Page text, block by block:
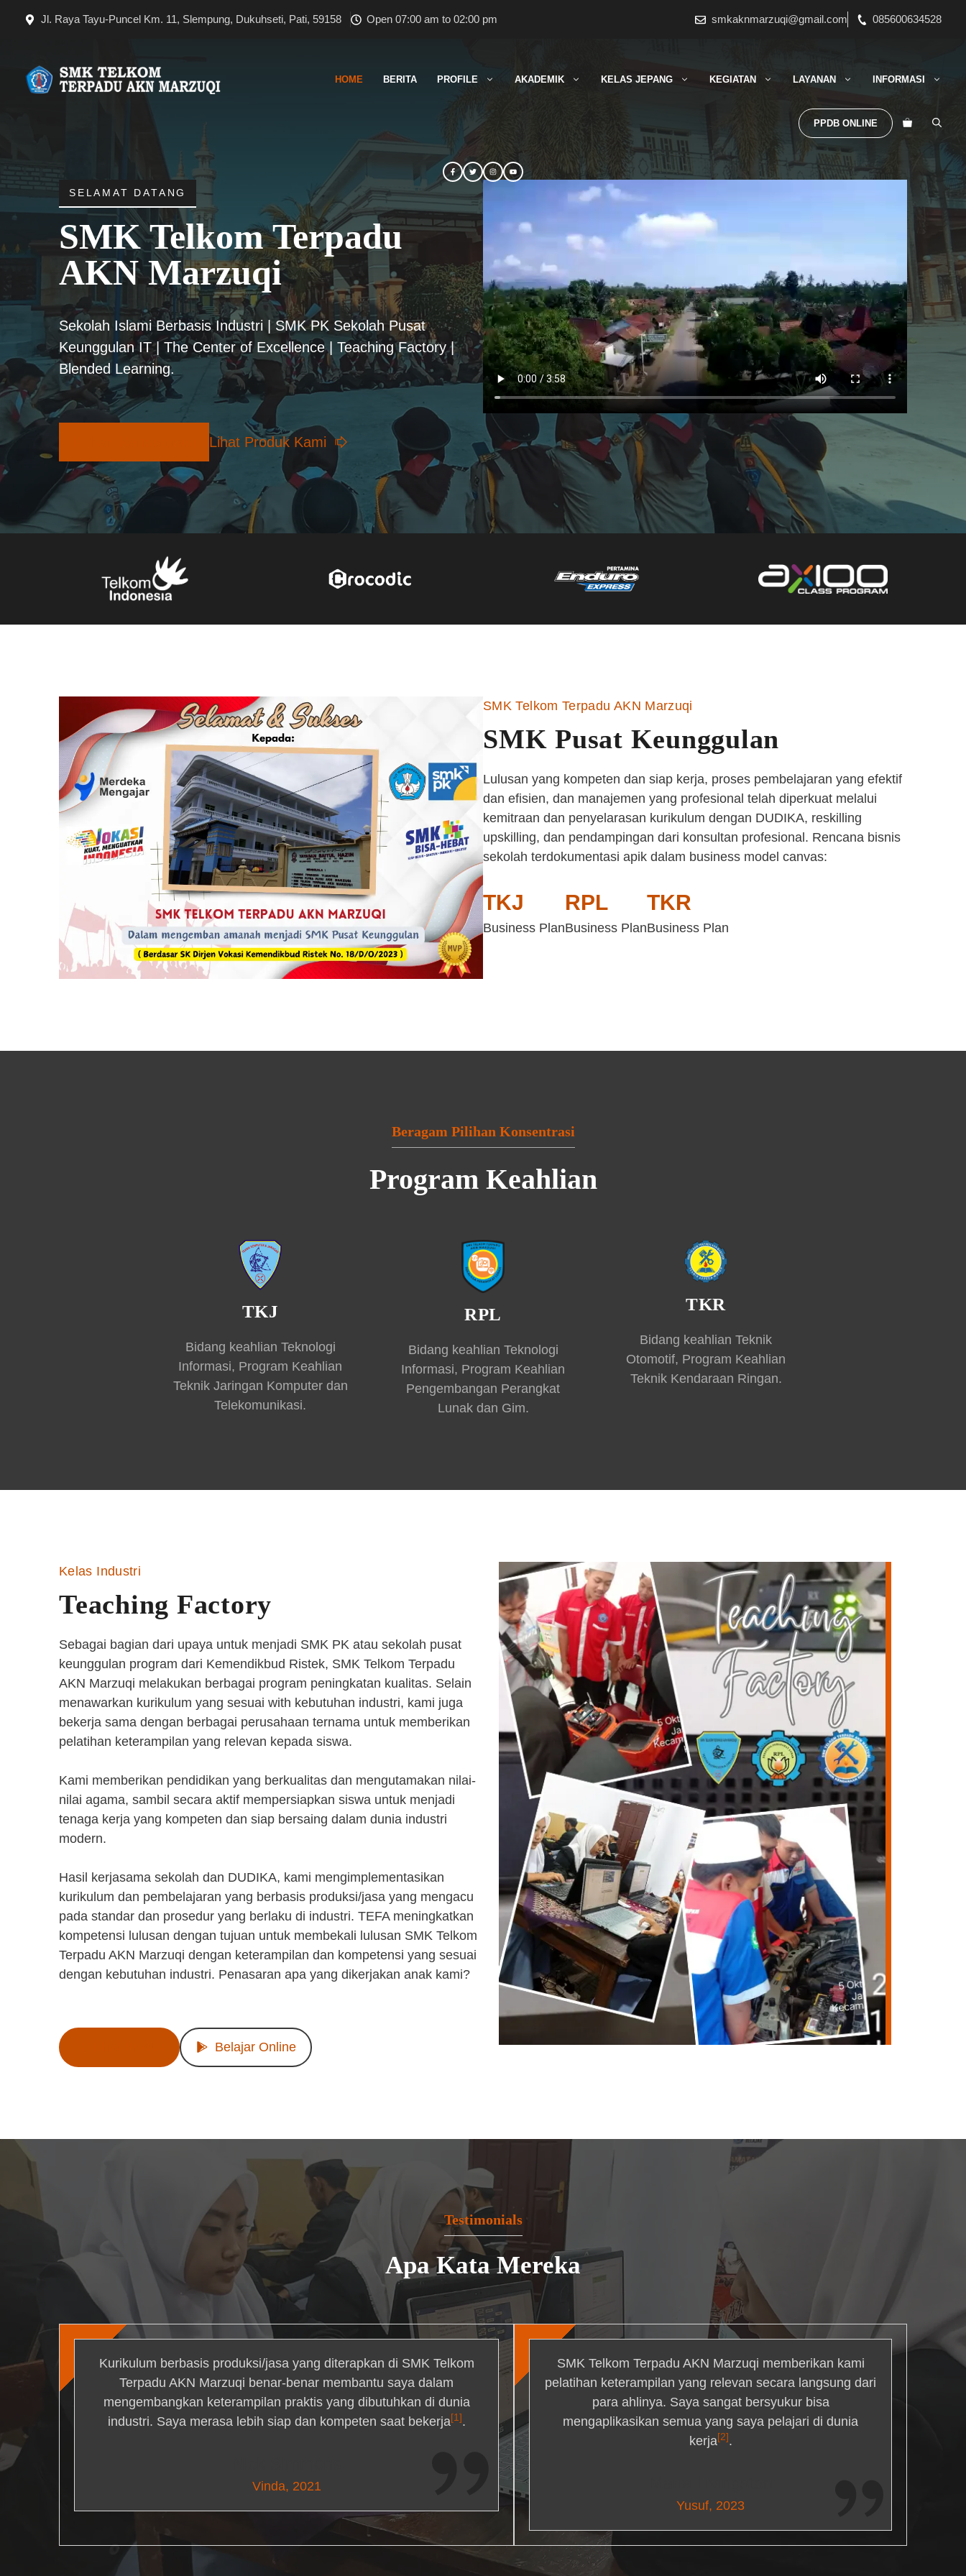
Jl. Raya Tayu-Puncel Km. 11, Slempung, Dukuhseti, Pati, 59158 Open 07:00 am to 02:00 pm smkaknmarzuqi@gmail.com 085600634528
HOME BERITA PROFILE AKADEMIK KELAS JEPANG KEGIATAN LAYANAN INFORMASI
PPDB ONLINE
SELAMAT DATANG
SMK Telkom Terpadu
AKN Marzuqi
Sekolah Islami Berbasis Industri | SMK PK Sekolah Pusat
Keunggulan IT | The Center of Excellence | Teaching Factory |
Blended Learning.
Lihat Produk Kami
SMK Telkom Terpadu AKN Marzuqi
SMK Pusat Keunggulan
Lulusan yang kompeten dan siap kerja, proses pembelajaran yang efektif
dan efisien, dan manajemen yang profesional telah diperkuat melalui
kemitraan dan penyelarasan kurikulum dengan DUDIKA, reskilling
upskilling, dan pendampingan dari konsultan profesional. Rencana bisnis
sekolah terdokumentasi apik dalam business model canvas:
TKJ
Business Plan
RPL
Business Plan
TKR
Business Plan
Beragam Pilihan Konsentrasi
Program Keahlian
TKJ
Bidang keahlian Teknologi
Informasi, Program Keahlian
Teknik Jaringan Komputer dan
Telekomunikasi.
RPL
Bidang keahlian Teknologi
Informasi, Program Keahlian
Pengembangan Perangkat
Lunak dan Gim.
TKR
Bidang keahlian Teknik
Otomotif, Program Keahlian
Teknik Kendaraan Ringan.
Kelas Industri
Teaching Factory
Sebagai bagian dari upaya untuk menjadi SMK PK atau sekolah pusat
keunggulan program dari Kemendikbud Ristek, SMK Telkom Terpadu
AKN Marzuqi melakukan berbagai program peningkatan kualitas. Selain
menawarkan kurikulum yang sesuai with kebutuhan industri, kami juga
bekerja sama dengan berbagai perusahaan ternama untuk memberikan
pelatihan keterampilan yang relevan kepada siswa.
Kami memberikan pendidikan yang berkualitas dan mengutamakan nilai-
nilai agama, sambil secara aktif mempersiapkan siswa untuk menjadi
tenaga kerja yang kompeten dan siap bersaing dalam dunia industri
modern.
Hasil kerjasama sekolah dan DUDIKA, kami mengimplementasikan
kurikulum dan pembelajaran yang berbasis produksi/jasa yang mengacu
pada standar dan prosedur yang berlaku di industri. TEFA meningkatkan
kompetensi lulusan dengan tujuan untuk membekali lulusan SMK Telkom
Terpadu AKN Marzuqi dengan keterampilan dan kompetensi yang sesuai
dengan kebutuhan industri. Penasaran apa yang dikerjakan anak kami?
Belajar Online
Testimonials
Apa Kata Mereka
Kurikulum berbasis produksi/jasa yang diterapkan di SMK Telkom
Terpadu AKN Marzuqi benar-benar membantu saya dalam
mengembangkan keterampilan praktis yang dibutuhkan di dunia
industri. Saya merasa lebih siap dan kompeten saat bekerja[1].
Vinda, 2021
SMK Telkom Terpadu AKN Marzuqi memberikan kami
pelatihan keterampilan yang relevan secara langsung dari
para ahlinya. Saya sangat bersyukur bisa
mengaplikasikan semua yang saya pelajari di dunia
kerja[2].
Yusuf, 2023